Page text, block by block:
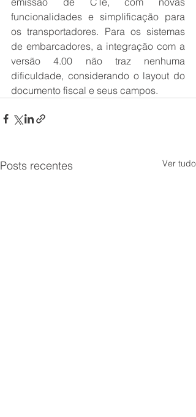
funcionalidades e simplificação para
os transportadores. Para os sistemas
de embarcadores, a integração com a
versão 4.00 não traz nenhuma
dificuldade, considerando o layout do
documento fiscal e seus campos.
Posts recentes Ver tudo